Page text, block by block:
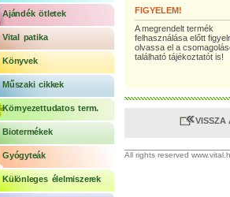
Ajándék ötletek
Vital patika
Könyvek
Műszaki cikkek
Környezettudatos term.
Biotermékek
Gyógyteák
Különleges élelmiszerek
FIGYELEM!
A megrendelt termék
felhasználása előtt
olvassa el a
található tájékoztatót is!
VISSZA
All rights reserved